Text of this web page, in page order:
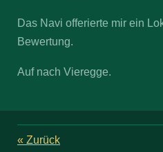
Das Navi offerierte mir ein
Bewertung.
Auf nach Vieregge.
« Zurück